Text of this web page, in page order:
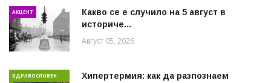
АКЦЕНТ
Какво се е случило на 5 август в
историче...
Август 05, 2026
ЗДРАВОСЛОВЕН
Хипертермия: как да разпознаем